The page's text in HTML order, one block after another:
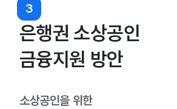
3
은행권 소상공인
금융지원 방안
소상공인을 위한